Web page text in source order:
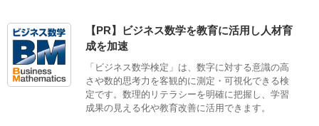
【PR】ビジネス数学を教育に活用し人材育
成を加速
「ビジネス数学検定」は、数字に対する意識の高
さや数的思考力を客観的に測定・可視化できる検
定です。数理的リテラシーを明確に把握し、学習
成果の見える化や教育改善に活用できます。